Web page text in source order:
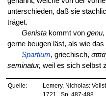
unterschieden, daß sie
träget.
Genistakommt von genu,
gerne beugen läst, als wie das
Spartium, griechisch,
seminatur, weil es sich selbst
Quelle:
Lemery, Nicholas:
1721., Sp. 487-488.